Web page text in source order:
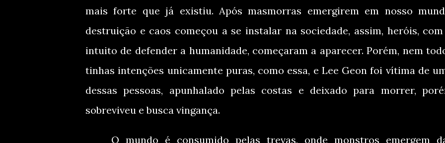
mais forte que já existiu. Após masmorras emergirem em nosso
destruição e caos começou a se instalar na sociedade, assim, heróis,
intuito de defender a humanidade, começaram a aparecer. Porém, nem
tinhas intenções unicamente puras, como essa, e Lee Geon foi vítima de
dessas pessoas, apunhalado pelas costas e deixado para morrer,
sobreviveu e busca vingança.
O mundo é consumido pelas trevas, onde monstros emergem